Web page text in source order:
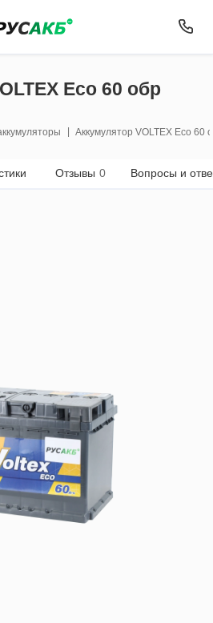
Eco 60 обр
Аккумулятор VOLTEX Eco 60
Отзывы 0 Вопросы и